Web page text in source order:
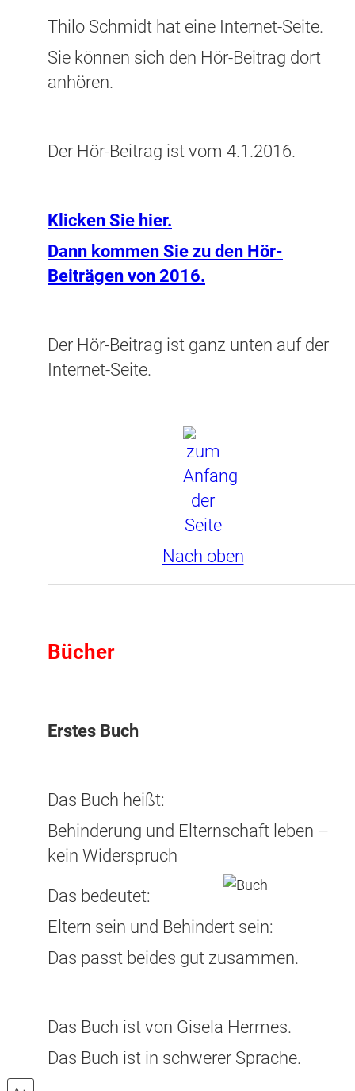
Thilo Schmidt hat eine Internet-Seite.
Sie können sich den Hör-Beitrag dort
anhören.
Der Hör-Beitrag ist vom 4.1.2016.
Klicken Sie hier.
Dann kommen Sie zu den Hör-
Beiträgen von 2016.
Der Hör-Beitrag ist ganz unten auf der
Internet-Seite.
Nach oben
Bücher
Erstes Buch
Das Buch heißt:
Behinderung und Elternschaft leben –
kein Widerspruch
Das bedeutet:
Eltern sein und Behindert sein:
Das passt beides gut zusammen.
Das Buch ist von Gisela Hermes.
Das Buch ist in schwerer Sprache.